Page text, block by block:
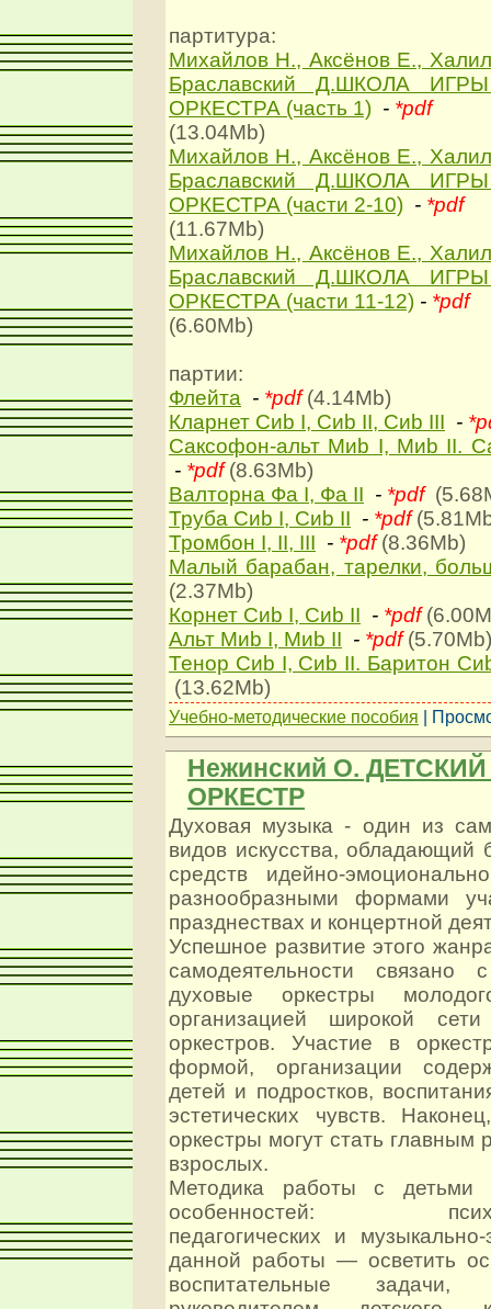
партитура:
Михайлов Н., Аксёнов Е.,
Браславский Д.ШКОЛА
ОРКЕСТРА (часть 1) - *pdf
(13.04Mb)
Михайлов Н., Аксёнов Е.,
Браславский Д.ШКОЛА
ОРКЕСТРА (части 2-10) - *pdf
(11.67Mb)
Михайлов Н., Аксёнов Е.,
Браславский Д.ШКОЛА
ОРКЕСТРА (части 11-12) - *pdf
(6.60Mb)
партии:
Флейта - *pdf(4.14Mb)
Кларнет Сиb I, Сиb II, Сиb III -
Саксофон-альт Миb I, Миb II.
- *pdf(8.63Mb)
Валторна Фа I, Фа II - *pdf
Труба Сиb I, Сиb II - *pdf
Тромбон I, II, III - *pdf(8.36Mb)
Малый барабан, тарелки,
(2.37Mb)
Корнет Сиb I, Сиb II - *pdf
Альт Миb I, Миb II - *pdf
Тенор Сиb I, Сиb II. Баритон
(13.62Mb)
Учебно-методические пособия |
Нежинский О.
ОРКЕСТР
Духовая музыка - один из
видов искусства, обладающий
средств идейно-
разнообразными формами
празднествах и концертной
Успешное развитие этого
самодеятельности связано
духовые оркестры
организацией широкой
оркестров. Участие в
формой, организации
детей и подростков,
эстетических чувств.
оркестры могут стать главным
взрослых.
Методика работы с детьми
особенностей:
педагогических и
данной работы — осветить
воспитательные